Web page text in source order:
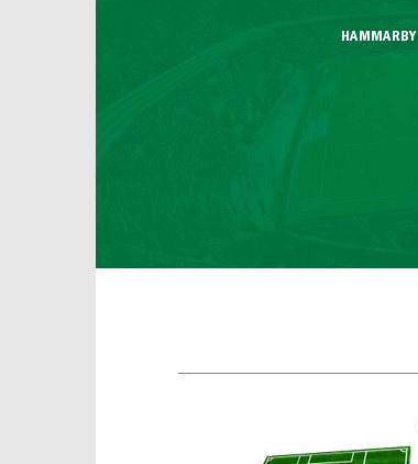
HAMMARBY